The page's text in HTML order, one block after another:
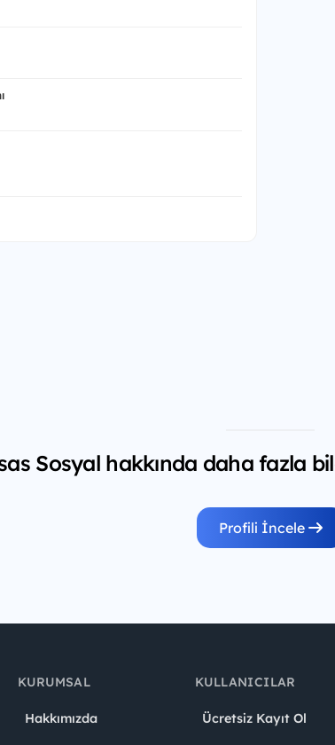
Sosyal hakkında daha fazla
Profili İncele
KURUMSAL
Hakkımızda
KULLANICILAR
Ücretsiz Kayıt Ol